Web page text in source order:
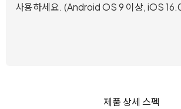
사용하세요. (Android OS 9 이상, iOS
제품 상세 스펙